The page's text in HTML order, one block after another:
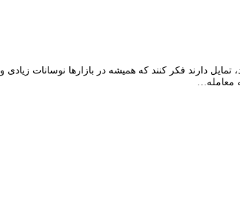
دارند فکر کنند که همیشه در بازارها نوسانات
معامله…